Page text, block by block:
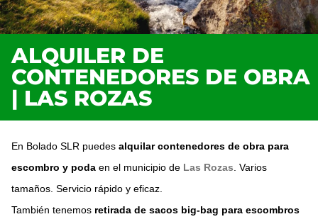
ALQUILER DE
CONTENEDORES DE OBRA
| LAS ROZAS
En Bolado SLR puedes alquilar contenedores de obra para
escombro y poda en el municipio de Las Rozas Varios
tamaños. Servicio rápido y eficaz.
También tenemos retirada de sacos big-bag para escombros